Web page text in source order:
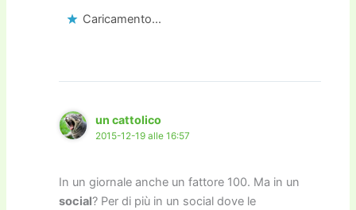
Caricamento...
un cattolico
2015-12-19 alle 16:57
In un giornale anche un fattore 100. Ma in un
social? Per di più in un social dove le